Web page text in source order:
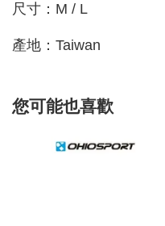
尺寸：M / L
產地：Taiwan
您可能也喜歡